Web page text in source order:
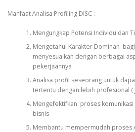
Manfaat Analisa Profiling DISC :
Mengungkap Potensi Individu dan
Mengetahui Karakter Dominan
menyesuaikan dengan berbagai
pekerjaannya
Analisa profil seseorang untuk
tertentu dengan lebih profesional (
Mengefektifkan proses komunikasi
bisnis
Membantu mempermudah proses